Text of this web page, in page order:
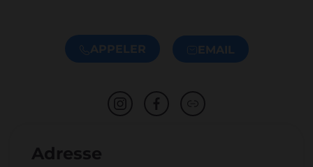
APPELER EMAIL
Adresse